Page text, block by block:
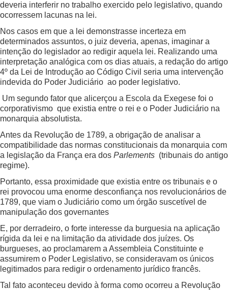
deveria interferir no trabalho exercido pelo legislativo, quando
ocorressem lacunas na lei.
Nos casos em que a lei demonstrasse incerteza em
determinados assuntos, o juiz deveria, apenas, imaginar a
intenção do legislador ao redigir aquela lei. Realizando uma
interpretação analógica com os dias atuais, a redação do artigo
4º da Lei de Introdução ao Código Civil seria uma intervenção
indevida do Poder Judiciário ao poder legislativo.
Um segundo fator que alicerçou a Escola da Exegese foi o
corporativismo que existia entre o rei e o Poder Judiciário na
monarquia absolutista.
Antes da Revolução de 1789, a obrigação de analisar a
compatibilidade das normas constitucionais da monarquia com
a legislação da França era dos Parlements (tribunais do antigo
regime).
Portanto, essa proximidade que existia entre os tribunais e o
rei provocou uma enorme desconfiança nos revolucionários de
1789, que viam o Judiciário como um órgão suscetível de
manipulação dos governantes
E, por derradeiro, o forte interesse da burguesia na aplicação
rígida da lei e na limitação da atividade dos juízes. Os
burgueses, ao proclamarem a Assembleia Constituinte e
assumirem o Poder Legislativo, se consideravam os únicos
legitimados para redigir o ordenamento jurídico francês.
Tal fato aconteceu devido à forma como ocorreu a Revolução